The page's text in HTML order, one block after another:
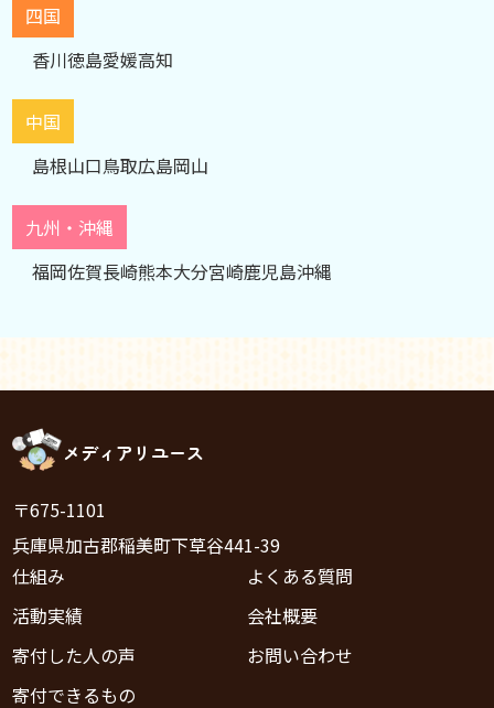
四国
香川徳島愛媛高知
中国
島根山口鳥取広島岡山
九州・沖縄
福岡佐賀長崎熊本大分宮崎鹿児島沖縄
メディアリユース
〒675-1101
兵庫県加古郡稲美町下草谷441-39
仕組み
活動実績
寄付した人の声
寄付できるもの
よくある質問
会社概要
お問い合わせ